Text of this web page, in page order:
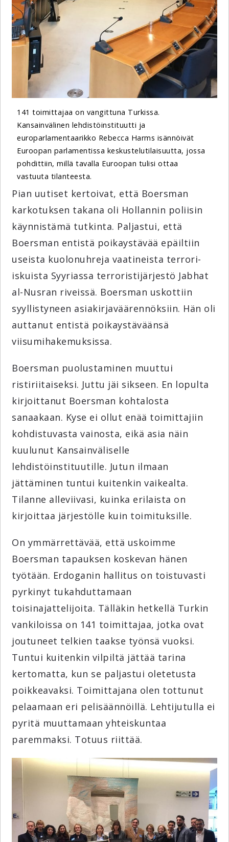
141 toimittajaa on vangittuna Turkissa.
Kansainvälinen lehdistöinstituutti ja
europarlamentaarikko Rebecca Harms isännöivät
Euroopan parlamentissa keskustelutilaisuutta, jossa
pohdittiin, millä tavalla Euroopan tulisi ottaa
vastuuta tilanteesta.
Pian uutiset kertoivat, että Boersman
karkotuksen takana oli Hollannin poliisin
käynnistämä tutkinta. Paljastui, että
Boersman entistä poikaystävää epäiltiin
useista kuolonuhreja vaatineista terrori-
iskuista Syyriassa terroristijärjestö Jabhat
al-Nusran riveissä. Boersman uskottiin
syyllistyneen asiakirjaväärennöksiin. Hän oli
auttanut entistä poikaystäväänsä
viisumihakemuksissa.
Boersman puolustaminen muuttui
ristiriitaiseksi. Juttu jäi sikseen. En lopulta
kirjoittanut Boersman kohtalosta
sanaakaan. Kyse ei ollut enää toimittajiin
kohdistuvasta vainosta, eikä asia näin
kuulunut Kansainväliselle
lehdistöinstituutille. Jutun ilmaan
jättäminen tuntui kuitenkin vaikealta.
Tilanne alleviivasi, kuinka erilaista on
kirjoittaa järjestölle kuin toimituksille.
On ymmärrettävää, että uskoimme
Boersman tapauksen koskevan hänen
työtään. Erdoganin hallitus on toistuvasti
pyrkinyt tukahduttamaan
toisinajattelijoita. Tälläkin hetkellä Turkin
vankiloissa on 141 toimittajaa, jotka ovat
joutuneet telkien taakse työnsä vuoksi.
Tuntui kuitenkin vilpiltä jättää tarina
kertomatta, kun se paljastui oletetusta
poikkeavaksi. Toimittajana olen tottunut
pelaamaan eri pelisäännöillä. Lehtijutulla ei
pyritä muuttamaan yhteiskuntaa
paremmaksi. Totuus riittää.